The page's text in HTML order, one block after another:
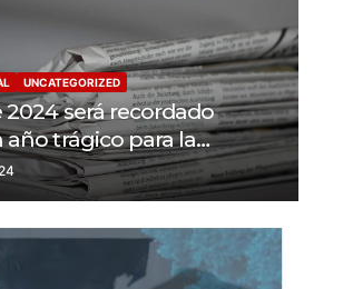
UNCATEGORIZED
2024 será recordado
trágico para la
prensa? Un tercio de los
asesinados por Israel